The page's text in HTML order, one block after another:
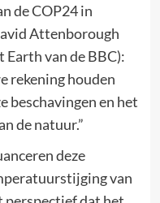
de COP24 in
Attenborough
Earth van de BBC):
rekening houden
beschavingen en het
de natuur.”
deze
van